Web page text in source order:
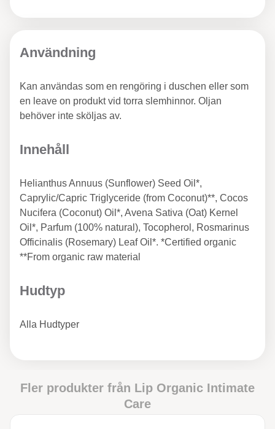
Användning
Kan användas som en rengöring i duschen eller som
en leave on produkt vid torra slemhinnor. Oljan
behöver inte sköljas av.
Innehåll
Helianthus Annuus (Sunflower) Seed Oil*,
Caprylic/Capric Triglyceride (from Coconut)**, Cocos
Nucifera (Coconut) Oil*, Avena Sativa (Oat) Kernel
Oil*, Parfum (100% natural), Tocopherol, Rosmarinus
Officinalis (Rosemary) Leaf Oil*. *Certified organic
**From organic raw material
Hudtyp
Alla Hudtyper
Fler produkter från Lip Organic Intimate
Care